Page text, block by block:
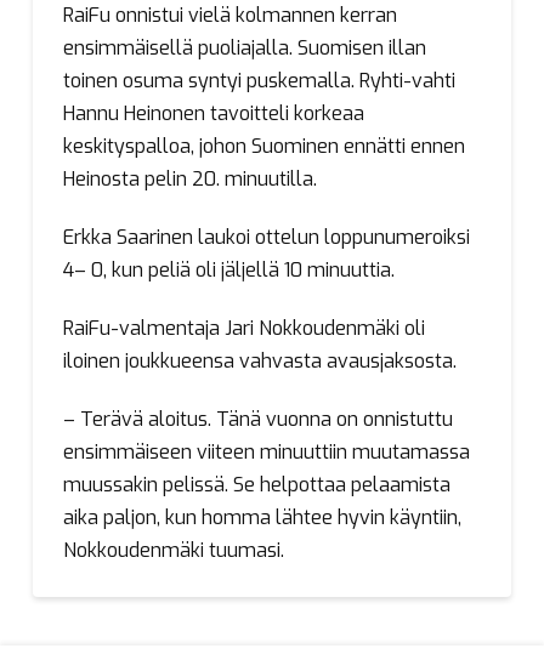
RaiFu onnistui vielä kolmannen kerran
ensimmäisellä puoliajalla. Suomisen illan
toinen osuma syntyi puskemalla. Ryhti-vahti
Hannu Heinonen tavoitteli korkeaa
keskityspalloa, johon Suominen ennätti ennen
Heinosta pelin 20. minuutilla.
Erkka Saarinen laukoi ottelun loppunumeroiksi
4– 0, kun peliä oli jäljellä 10 minuuttia.
RaiFu-valmentaja Jari Nokkoudenmäki oli
iloinen joukkueensa vahvasta avausjaksosta.
– Terävä aloitus. Tänä vuonna on onnistuttu
ensimmäiseen viiteen minuuttiin muutamassa
muussakin pelissä. Se helpottaa pelaamista
aika paljon, kun homma lähtee hyvin käyntiin,
Nokkoudenmäki tuumasi.